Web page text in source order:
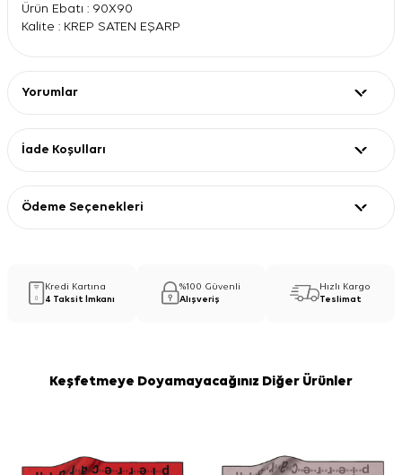
Ürün Ebatı : 90X90
Kalite : KREP SATEN EŞARP
Yorumlar
İade Koşulları
Ödeme Seçenekleri
Kredi Kartına
4 Taksit İmkanı
%100 Güvenli
Alışveriş
Hızlı Kargo
Teslimat
Keşfetmeye Doyamayacağınız Diğer Ürünler